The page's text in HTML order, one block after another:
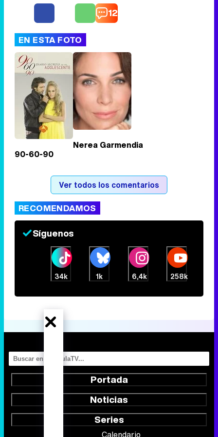
12
EN ESTA FOTO
90-60-90
Nerea Garmendia
Ver todos los comentarios
RECOMENDAMOS
Síguenos
34k 1k 6,4k 258k
Portada
Noticias
Series
Calendario